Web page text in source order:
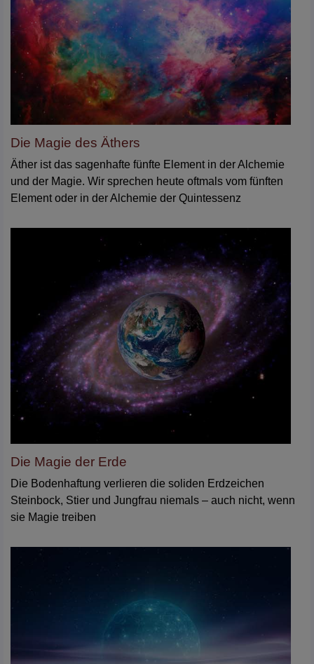
Die Magie des Äthers
Äther ist das sagenhafte fünfte Element in der Alchemie
und der Magie. Wir sprechen heute oftmals vom fünften
Element oder in der Alchemie der Quintessenz
Die Magie der Erde
Die Bodenhaftung verlieren die soliden Erdzeichen
Steinbock, Stier und Jungfrau niemals – auch nicht, wenn
sie Magie treiben